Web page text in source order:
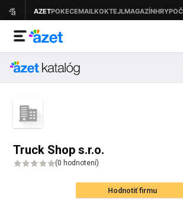
Truck Shop s.r.o.
(0 hodnotení)
Hodnotiť firmu